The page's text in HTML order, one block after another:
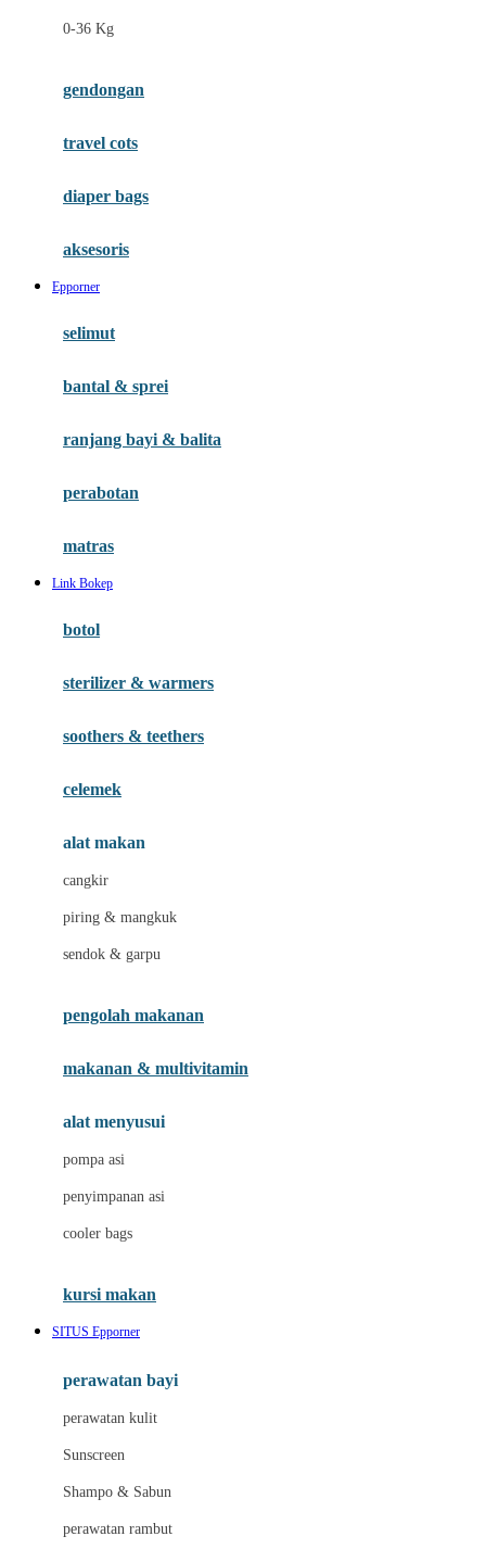
Fisher Price
Gb
Habbie
Haenim
Hauck
Havaianas
Hybrid
I
Inlacta DHA
Ivenet
Joolz
Leclerc
Lee Vierra
Lillebaby
Little Bird Told Me
Little Miss Janis
London Taxi
Love To Dream
0-36 Kg
gendongan
travel cots
diaper bags
aksesoris
Epporner
selimut
bantal & sprei
ranjang bayi & balita
perabotan
matras
Link Bokep
botol
sterilizer & warmers
soothers & teethers
celemek
alat makan
cangkir
piring & mangkuk
sendok & garpu
pengolah makanan
makanan & multivitamin
alat menyusui
pompa asi
penyimpanan asi
cooler bags
kursi makan
SITUS Epporner
perawatan bayi
perawatan kulit
Sunscreen
Shampo & Sabun
perawatan rambut